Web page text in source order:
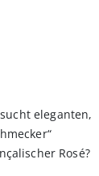
eleganten,
Rosé?